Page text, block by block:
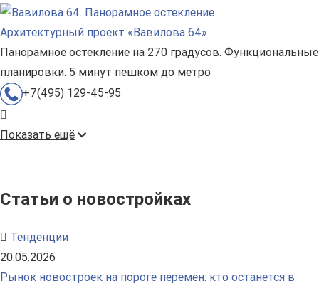
Архитектурный проект «Вавилова 64»
Панорамное остекление на 270 градусов. Функциональные
планировки. 5 минут пешком до метро
+7(495) 129-45-95
Показать ещё
Статьи о новостройках
Тенденции
20.05.2026
Рынок новостроек на пороге перемен: кто останется в